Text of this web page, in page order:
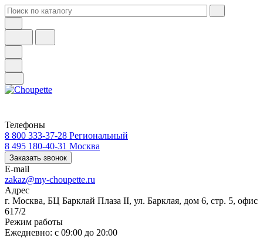
Телефоны
8 800 333-37-28 Региональный
8 495 180-40-31 Москва
Заказать звонок
E-mail
zakaz@my-choupette.ru
Адрес
г. Москва, БЦ Барклай Плаза II, ул. Барклая, дом 6, стр. 5, офис
617/2
Режим работы
Ежедневно: с 09:00 до 20:00